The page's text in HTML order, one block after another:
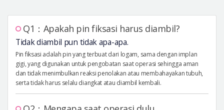
Q1：Apakah pin fiksasi harus diambil?
Tidak diambil pun tidak apa-apa.
Pin fiksasi adalah pin yang terbuat dari logam, sama dengan implan
gigi, yang digunakan untuk pengobatan saat operasi sehingga aman
dan tidak menimbulkan reaksi penolakan atau membahayakan tubuh,
serta tidak harus selalu diangkat atau diambil kembali.